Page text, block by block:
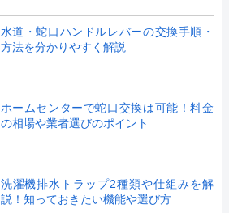
水道・蛇口ハンドルレバーの交換手順・
方法を分かりやすく解説
ホームセンターで蛇口交換は可能！料金
の相場や業者選びのポイント
洗濯機排水トラップ2種類や仕組みを解
説！知っておきたい機能や選び方